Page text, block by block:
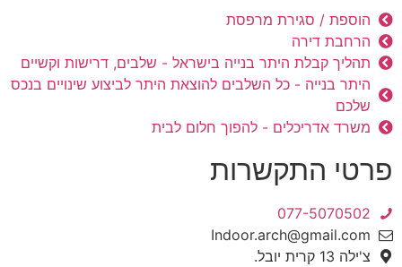
הוספת / סגירת מרפסת
הרחבת דירה
תהליך קבלת היתר בנייה בישראל - שלבים, דרישות וקשיים
היתר בנייה - כל השלבים להוצאת היתר לביצוע שינויים בנכס
שלכם
משרד אדריכלים - להפוך חלום לבית
פרטי התקשרות
077-5070502
Indoor.arch@gmail.com
צ'ילה 13 קרית יובל.